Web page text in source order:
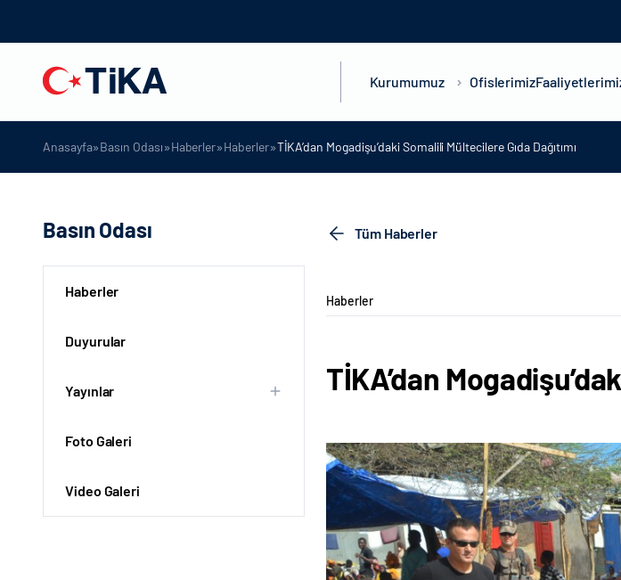
Kurumumuz Ofislerimiz
Anasayfa»Basın Odası»Haberler»Haberler»TİKA’dan Mogadişu’daki Somalili Mültecilere Gıda Dağıtımı
Basın Odası
Haberler
Duyurular
Yayınlar
Foto Galeri
Video Galeri
Tüm Haberler
Haberler
TİKA’dan